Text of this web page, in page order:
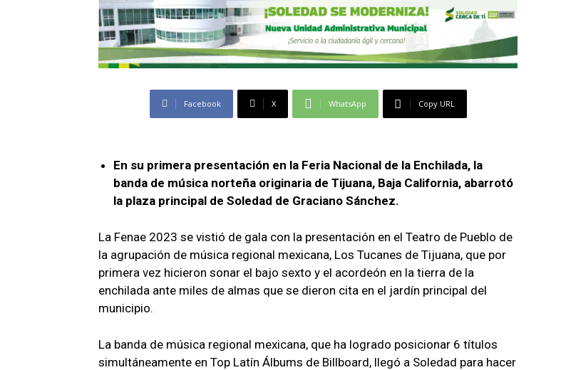
Facebook X WhatsApp Copy URL
En su primera presentación en la Feria Nacional de la Enchilada, la
banda de música norteña originaria de Tijuana, Baja California, abarrotó
la plaza principal de Soledad de Graciano Sánchez.
La Fenae 2023 se vistió de gala con la presentación en el Teatro de Pueblo de
la agrupación de música regional mexicana, Los Tucanes de Tijuana, que por
primera vez hicieron sonar el bajo sexto y el acordeón en la tierra de la
enchilada ante miles de almas que se dieron cita en el jardín principal del
municipio.
La banda de música regional mexicana, que ha logrado posicionar 6 títulos
simultáneamente en Top Latín Álbums de Billboard, llegó a Soledad para hacer